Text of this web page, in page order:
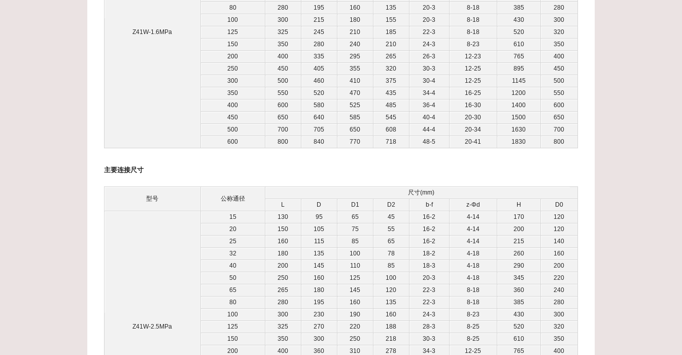
Z41W-1.6MPa
80
280 195 160 135 20-3 8-18 385
280
100
300 215 180 155 20-3 8-18 430
300
125
325 245 210 185 22-3 8-18 520
320
150
350 280 240 210 24-3 8-23 610
350
200
400 335 295 265 26-3 12-23 765
400
250
450 405 355 320 30-3 12-25 895
450
300
500 460 410 375 30-4 12-25 1145
500
350
550 520 470 435 34-4 16-25 1200
550
400
600 580 525 485 36-4 16-30 1400
600
450
650 640 585 545 40-4 20-30 1500
650
500
700 705 650 608 44-4 20-34 1630
700
600
800 840 770 718 48-5 20-41 1830 800
主要连接尺寸
型号 公称通径
尺寸(mm)
L
D D1 D2 b-f z-Φd H D0
Z41W-2.5MPa
15 130 95 65 45 16-2 4-14 170
120
20
150 105 75 55 16-2 4-14 200
120
25
160 115 85 65 16-2 4-14 215
140
32
180 135 100 78 18-2 4-18 260
160
40
200 145 110 85 18-3 4-18 290
200
50
250 160 125 100 20-3 4-18 345
220
65
265 180 145 120 22-3 8-18 360
240
80
280 195 160 135 22-3 8-18 385
280
100
300 230 190 160 24-3 8-23 430
300
125
325 270 220 188 28-3 8-25 520
320
150
350 300 250 218 30-3 8-25 610
350
200
400 360 310 278 34-3 12-25 765
400